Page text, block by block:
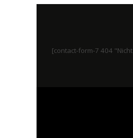
[contact-form-7 404